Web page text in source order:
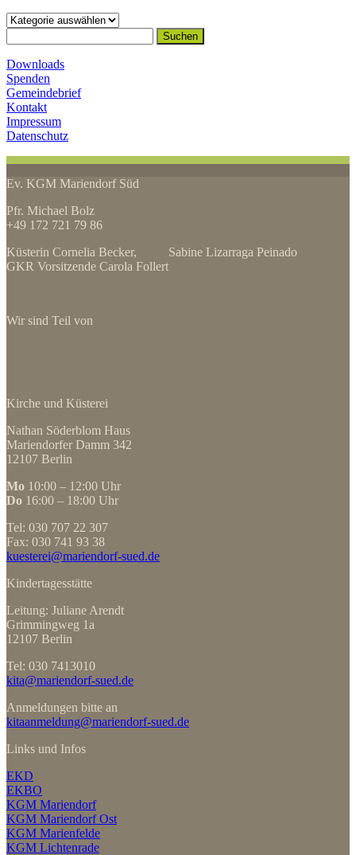
Kategorien
nach:
Downloads
Spenden
Gemeindebrief
Kontakt
Impressum
Datenschutz
Ev. KGM Mariendorf Süd
Pfr. Michael Bolz
+49 172 721 79 86
Küsterin Cornelia Becker, Sabine Lizarraga Peinado
GKR Vorsitzende Carola Follert
Wir sind Teil von
Kirche und Küsterei
Nathan Söderblom Haus
Mariendorfer Damm 342
12107 Berlin
Mo 10:00 – 12:00 Uhr
Do 16:00 – 18:00 Uhr
Tel: 030 707 22 307
Fax: 030 741 93 38
kuesterei@mariendorf-sued.de
Kindertagesstätte
Leitung: Juliane Arendt
Grimmingweg 1a
12107 Berlin
Tel: 030 7413010
kita@mariendorf-sued.de
Anmeldungen bitte an
kitaanmeldung@mariendorf-sued.de
Links und Infos
EKD
EKBO
KGM Mariendorf
KGM Mariendorf Ost
KGM Marienfelde
KGM Lichtenrade